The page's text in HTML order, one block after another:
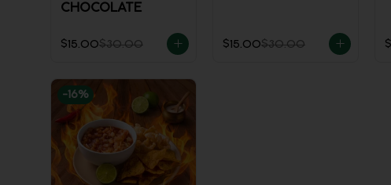
CHOCOLATE
$15.00$30.00 $15.00$30.00
-16%